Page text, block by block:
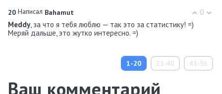
0
20 Написал Bahamut
Meddy, за что я тебя люблю — так это за статистику! =)
Меряй дальше, это жутко интересно. =)
1-20 21-40 41-56
Ваш комментарий